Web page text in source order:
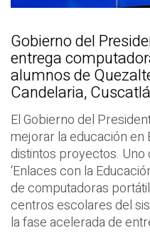
Gobierno del
entrega
alumnos de
Candelaria,
El Gobierno del
mejorar la educación en
distintos proyectos.
‘Enlaces con la
de computadoras
centros escolares del
la fase acelerada de